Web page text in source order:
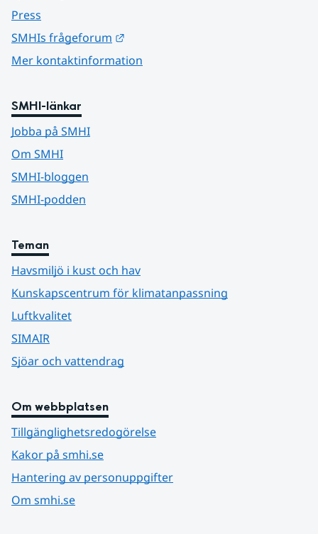
Press
SMHIs frågeforum
Mer kontaktinformation
SMHI-länkar
Jobba på SMHI
Om SMHI
SMHI-bloggen
SMHI-podden
Teman
Havsmiljö i kust och hav
Kunskapscentrum för klimatanpassning
Luftkvalitet
SIMAIR
Sjöar och vattendrag
Om webbplatsen
Tillgänglighetsredogörelse
Kakor på smhi.se
Hantering av personuppgifter
Om smhi.se